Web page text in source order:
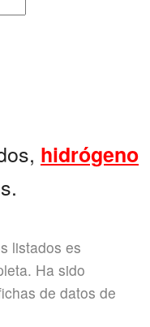
hidrógeno
listados es
Ha sido
de datos de